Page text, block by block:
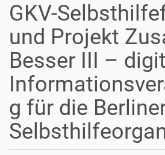
GKV-
und Projekt
Besser III –
g für die